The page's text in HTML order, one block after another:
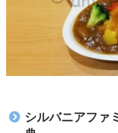
シルバニアファ